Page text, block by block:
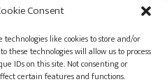
Consent
technologies like cookies to store and/or
these technologies will allow us to process
IDs on this site. Not consenting or
certain features and functions.